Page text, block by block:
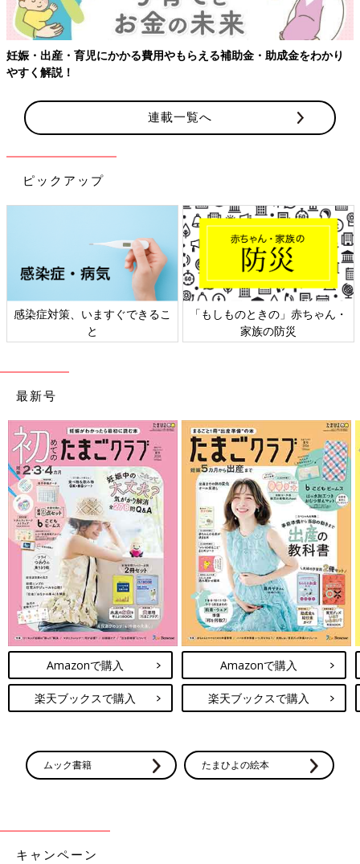
連載一覧へ
ピックアップ
日本外来小児科学会リーフレッ
ト検討会
六星占術 細木かおりさんの人生
相談
最新号
Amazonで購入
楽天ブックスで購入
Amazonで購入
楽天ブックスで購入
ムック書籍 たまひよの絵本
キャンペーン